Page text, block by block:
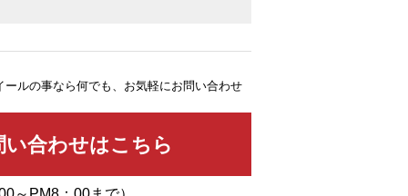
ールの事なら何でも、お気軽にお問い合わせ